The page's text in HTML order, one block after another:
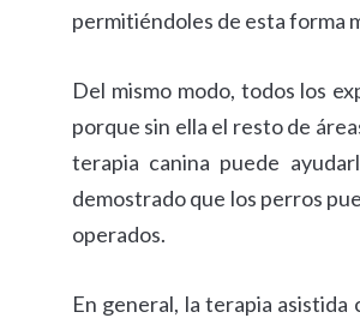
permitiéndoles de esta forma
Del mismo modo, todos los
porque sin ella el resto de
terapia canina puede
demostrado que los perros
operados.
En general, la terapia asistida